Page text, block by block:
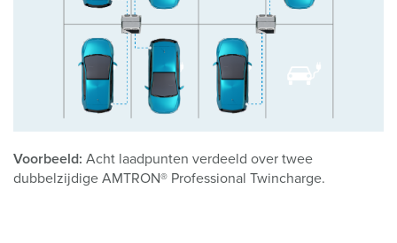
Voorbeeld: Acht laadpunten verdeeld over twee
dubbelzijdige AMTRON® Professional Twincharge.